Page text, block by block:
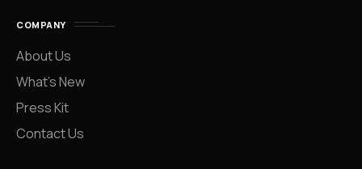
COMPANY
About Us
What’s New
Press Kit
Contact Us